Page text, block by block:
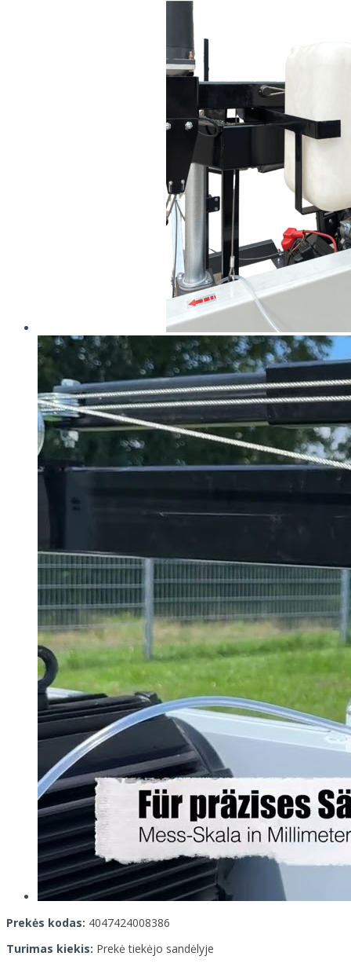
Prekės kodas: 4047424008386
Turimas kiekis: Prekė tiekėjo sandėlyje